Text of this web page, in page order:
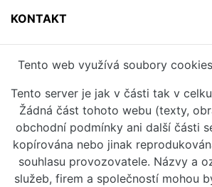
KONTAKT
Tento web využívá soubory
Tento server je jak v části tak v
Žádná část tohoto webu (texty,
obchodní podmínky ani další části
kopírována nebo jinak
souhlasu provozovatele. Názvy a
služeb, firem a společností mohou